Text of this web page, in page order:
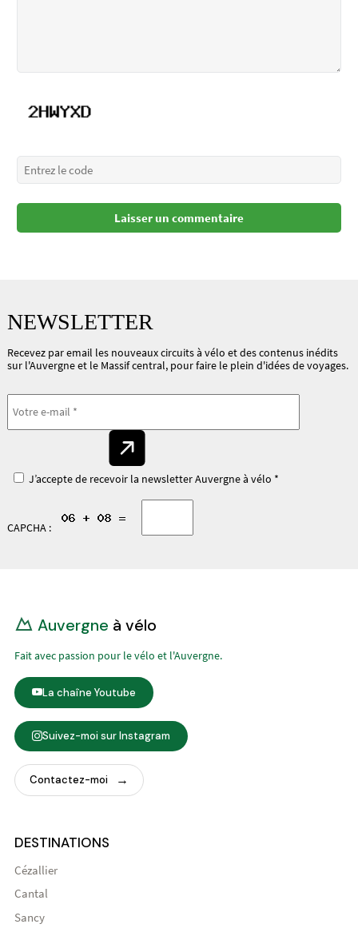
NEWSLETTER
Recevez par email les nouveaux circuits à vélo et des contenus inédits
sur l'Auvergne et le Massif central, pour faire le plein d'idées de voyages.
J’accepte de recevoir la newsletter Auvergne à vélo *
CAPCHA :
Auvergne à vélo
Fait avec passion pour le vélo et l'Auvergne.
La chaîne Youtube
Suivez-moi sur Instagram
Contactez-moi
DESTINATIONS
Cézallier
Cantal
Sancy